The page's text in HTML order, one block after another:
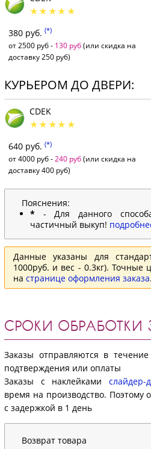
380 руб. (*)
от 2500 руб - 130 руб(или скидка на
доставку 250 руб)
КУРЬЕРОМ ДО ДВЕРИ:
CDEK
640 руб. (*)
от 4000 руб -240 руб(или скидка на
доставку 400 руб)
Пояснения:
* - Для данного
частичный выкуп!
Данные указаны для
1000руб. и вес - 0.3кг).
на странице оформления заказа.
СРОКИ ОБРАБОТКИ
Заказы отправляются в
подтверждения или оплаты
Заказы с наклейками слайдер-
время на производство. Поэтому
с задержкой в 1 день
Возврат товара